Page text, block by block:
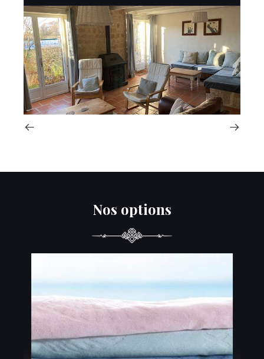
Nos options